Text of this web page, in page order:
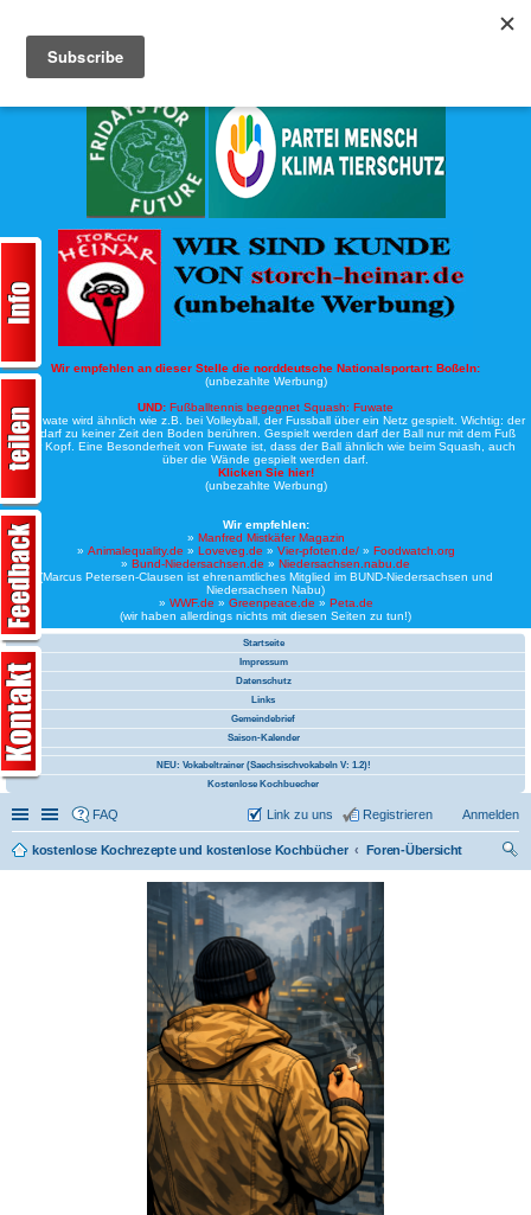
Wir empfehlen an dieser Stelle die norddeutsche Nationalsportart: Boßeln:
(unbezahlte Werbung)
UND: Fußballtennis begegnet Squash: Fuwate
Bei Fuwate wird ähnlich wie z.B. bei Volleyball, der Fussball über ein Netz gespielt. Wichtig: der
Ball darf zu keiner Zeit den Boden berühren. Gespielt werden darf der Ball nur mit dem Fuß
oder Kopf. Eine Besonderheit von Fuwate ist, dass der Ball ähnlich wie beim Squash, auch
über die Wände gespielt werden darf.
Klicken Sie hier!
(unbezahlte Werbung)
Wir empfehlen:
» Manfred Mistkäfer Magazin
» Animalequality.de » Loveveg.de » Vier-pfoten.de/» Foodwatch.org
» Bund-Niedersachsen.de » Niedersachsen.nabu.de
(Marcus Petersen-Clausen ist ehrenamtliches Mitglied im BUND-Niedersachsen und
Niedersachsen Nabu)
» WWF.de » Greenpeace.de » Peta.de
(wir haben allerdings nichts mit diesen Seiten zu tun!)
Startseite
Impressum
Datenschutz
Links
Gemeindebrief
Saison-Kalender
NEU: Vokabeltrainer (Saechsischvokabeln V: 1.2)!
Kostenlose Kochbuecher
Schnellzugriff
Linkliste
FAQ Anmelden
Registrieren
Link zu uns
kostenlose Kochrezepte und kostenlose Kochbücher
Foren-Übersicht